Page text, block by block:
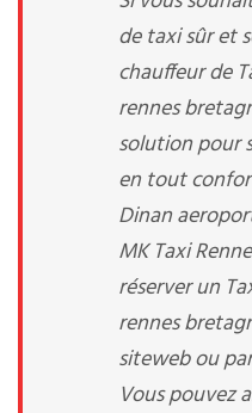
de taxi sûr et
chauffeur de
rennes
solution pour
en tout
Dinan
MK Taxi
réserver un
rennes
siteweb ou
Vous pouvez